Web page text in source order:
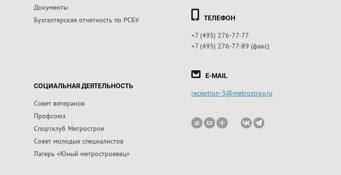
Документы
Бухгалтерская отчетность по РСБУ
СОЦИАЛЬНАЯ ДЕЯТЕЛЬНОСТЬ
Совет ветеранов
Профсоюз
Спортклуб Метростроя
Совет молодых специалистов
Лагерь «Юный метростроевец»
ТЕЛЕФОН
+7 (495) 276-77-77
+7 (495) 276-77-89 (факс)
E-MAIL
reception-3@metrostroy.ru